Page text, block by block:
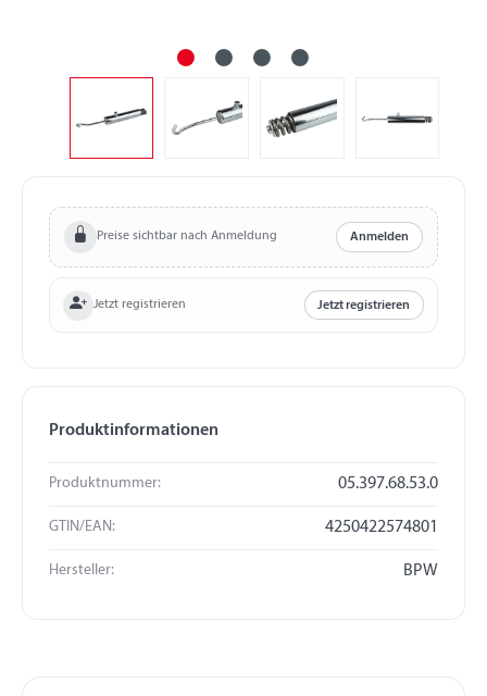
Preise sichtbar nach Anmeldung Anmelden
Jetzt registrieren Jetzt registrieren
Produktinformationen
Produktnummer: 05.397.68.53.0
GTIN/EAN: 4250422574801
Hersteller: BPW